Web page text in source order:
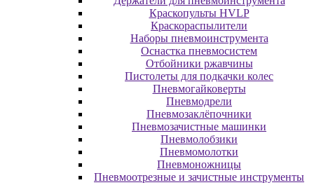
Краскопульты HVLP
Краскораспылители
Наборы пневмоинструмента
Оснастка пневмосистем
Отбойники ржавчины
Пистолеты для подкачки колес
Пневмогайковерты
Пневмодрели
Пневмозаклёпочники
Пневмозачистные машинки
Пневмолобзики
Пневмомолотки
Пневмоножницы
Пневмоотрезные и зачистные инструменты